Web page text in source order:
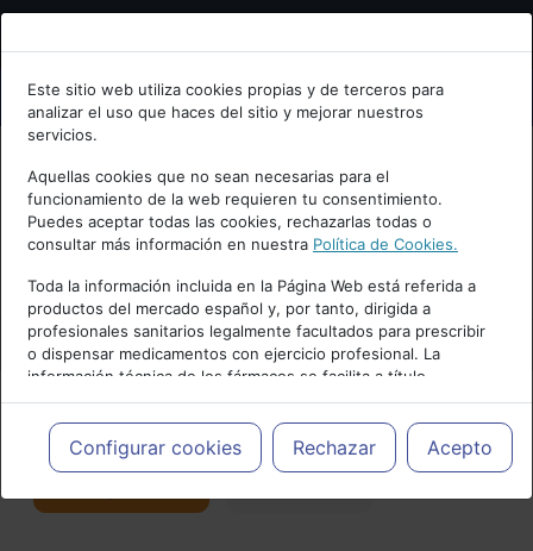
Bienvenid@ a psiquiatria.com
Escribe tu Email
Accede o regístrate con tu email.
Cancelar
Este sitio web utiliza cookies propias y de terceros para
analizar el uso que haces del sitio y mejorar nuestros
servicios.
Aquellas cookies que no sean necesarias para el
funcionamiento de la web requieren tu consentimiento.
Puedes aceptar todas las cookies, rechazarlas todas o
consultar más información en nuestra Política de Cookies.
Toda la información incluida en la Página Web está referida a
productos del mercado español y, por tanto, dirigida a
profesionales sanitarios legalmente facultados para prescribir
o dispensar medicamentos con ejercicio profesional. La
información técnica de los fármacos se facilita a título
meramente informativo, siendo responsabilidad de los
profesionales facultados prescribir medicamentos y decidir, en
cada caso concreto, el tratamiento más adecuado a las
necesidades del paciente.
Configurar cookies Rechazar Acepto
Actualidad y Artículos|Salud mental